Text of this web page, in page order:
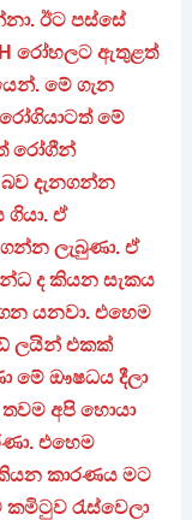
ඊට පස්සේ
රෝහලට ඇතුළත්
මේ ගැන
මේ
රෝගීන්
දැනගන්න
ඒ
ලැබුණා. ඒ
ද කියන සැකය
යනවා. එහෙම
ලයින් එකක්
මේ ඖෂධය දීලා
අපි හොයා
එහෙම
කාරණය මට
කමිටුව රැස්වෙලා